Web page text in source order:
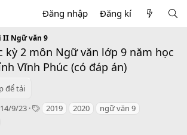
Đăng nhập Đăng kí
II Ngữ văn 9
2 môn Ngữ văn lớp 9 năm học
Vĩnh Phúc (có đáp án)
để tải
C14/9/23
T 2019 2020
ngữ văn 9